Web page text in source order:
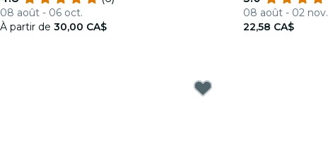
08 août - 06 oct.
À partir de 30,00 CA$
08 août - 02 nov.
22,58 CA$